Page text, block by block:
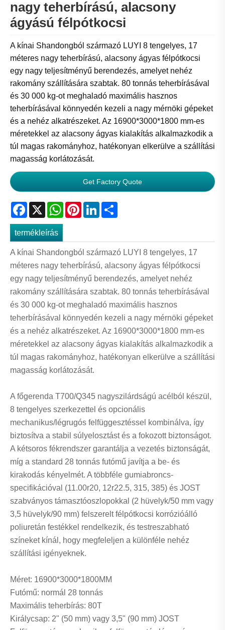
nagy teherbírású, alacsony
ágyású félpótkocsi
A kínai Shandongból származó LUYI 8 tengelyes, 17
méteres nagy teherbírású, alacsony ágyas félpótkocsi
egy nagy teljesítményű berendezés, amelyet nehéz
rakomány szállítására szabtak. 80 tonnás teherbírásával
és 30 000 kg-ot meghaladó maximális hasznos
teherbírásával könnyedén kezeli a nagy mérnöki gépeket
és a nehéz alkatrészeket. Az 16900*3000*1800 mm-es
méretekkel az alacsony ágyas kialakítás alkalmazkodik a
túl magas rakományhoz, hatékonyan elkerülve a szállítási
magasság korlátozását.
Get Factory Quote
Facebook
X WhatsApp
PinterestLinkedIn
termékleírás
A kínai Shandongból származó LUYI 8 tengelyes, 17
méteres nagy teherbírású, alacsony ágyas félpótkocsi
egy nagy teljesítményű berendezés, amelyet nehéz
rakomány szállítására szabtak. 80 tonnás teherbírásával
és 30 000 kg-ot meghaladó maximális hasznos
teherbírásával könnyedén kezeli a nagy mérnöki gépeket
és a nehéz alkatrészeket. Az 16900*3000*1800 mm-es
méretekkel az alacsony ágyas kialakítás alkalmazkodik a
túl magas rakományhoz, hatékonyan elkerülve a szállítási
magasság korlátozását.
A főgerenda T700/Q345 nagyszilárdságú acélból készül,
8 tengelyes szerkezettel és opcionális
mechanikus/légrugós felfüggesztéssel kombinálva, így
biztosítva a stabil súlyelosztást és a fokozott biztonságot.
A kétsoros fékrendszer garantálja a vezetés biztonságát,
míg a standard 28 tonnás futómű javítja a be- és
kirakodás kényelmét. A többféle gumiabroncs-
specifikációval (11.00r20, 12r22.5, 315, 385) és JOST
szabványos támasztóoszlopokkal (2 hüvelyk/50 mm vagy
3,5 hüvelyk/90 mm) felszerelt félpótkocsi korrózióálló
poliuretán festékkel rendelkezik, és testreszabható
színeket kínál, hogy megfeleljen a különféle nehéz
szállítási igényeknek.
Méret: 16900*3000*1800MM
Futómű: normál 28 tonnás
Maximális teherbírás: 80T
Királycsap: 2" (50 mm) vagy 3,5" (90 mm) JOST